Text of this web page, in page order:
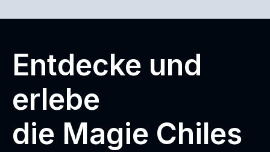
Entdecke und
erlebe
die Magie Chiles